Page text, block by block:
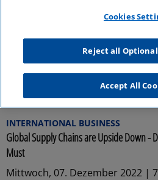
INTERNATIONAL BUSINESS
Global Supply Chains are Upside Down -
Must
Mittwoch, 07. Dezember 2022 |
Cookies
Reject all
Accept All